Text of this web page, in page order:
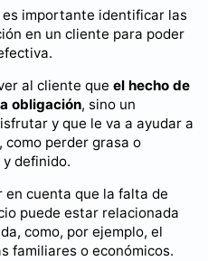
importante identificar las
en un cliente para poder
al cliente que el hecho de
obligación, sino un
y que le va a ayudar a
como perder grasa o
definido.
cuenta que la falta de
puede estar relacionada
como, por ejemplo, el
familiares o económicos.